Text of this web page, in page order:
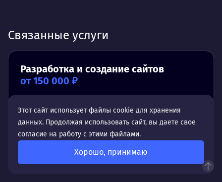
Связанные услуги
Разработка и создание сайтов
от 150 000 ₽
Этот сайт использует файлы cookie для хранения
данных. Продолжая использовать сайт, вы даете свое
согласие на работу с этими файлами.
Хорошо, принимаю